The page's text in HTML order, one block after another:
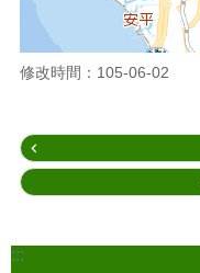
修改時間：105-06-02
:::